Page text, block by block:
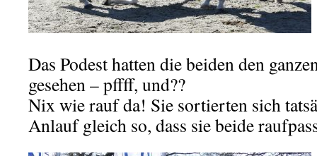
Das Podest hatten die beiden den
gesehen – pffff, und??
Nix wie rauf da! Sie sortierten sich
Anlauf gleich so, dass sie beide